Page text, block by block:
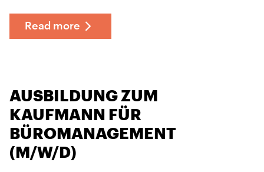
Read more
AUSBILDUNG ZUM
KAUFMANN FÜR
BÜROMANAGEMENT
(M/W/D)